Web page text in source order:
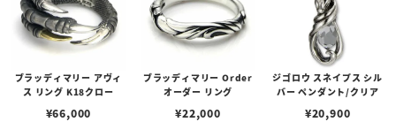
ブラッディマリー アヴィ
ス リング K18クロー
¥66,000
ブラッディマリー Order
オーダー リング
¥22,000
ジゴロウ スネイプス シル
バー ペンダント/クリア
¥20,900